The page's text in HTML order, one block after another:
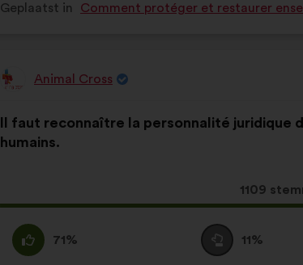
Geplaatst in Comment protéger et restaurer
Voorstel
Animal Cross
van
het
Il faut reconnaître la personnalité juridique
humains.
Dit
voorstel
1109
de
volgende
Mee
eens
71%
Dit
voorstel
Neutraal
:
11%
Dit
voorstel